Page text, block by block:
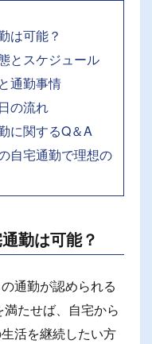
は可能？
とスケジュール
通勤事情
の流れ
に関するQ＆A
自宅通勤で理想の
勤は可能？
通勤が認められる
たせば、自宅から
活を継続したい方